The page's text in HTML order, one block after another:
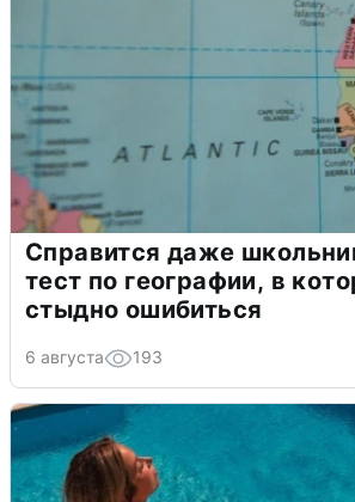
Справится даже
тест по географии, в
стыдно ошибиться
6 августа 193